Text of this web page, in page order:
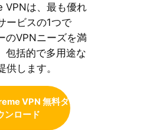
VPNは、最も優れ
ービスの1つで
のVPNニーズを満
包括的で多用途な
供します。
VPN 無料ダ
ンロード